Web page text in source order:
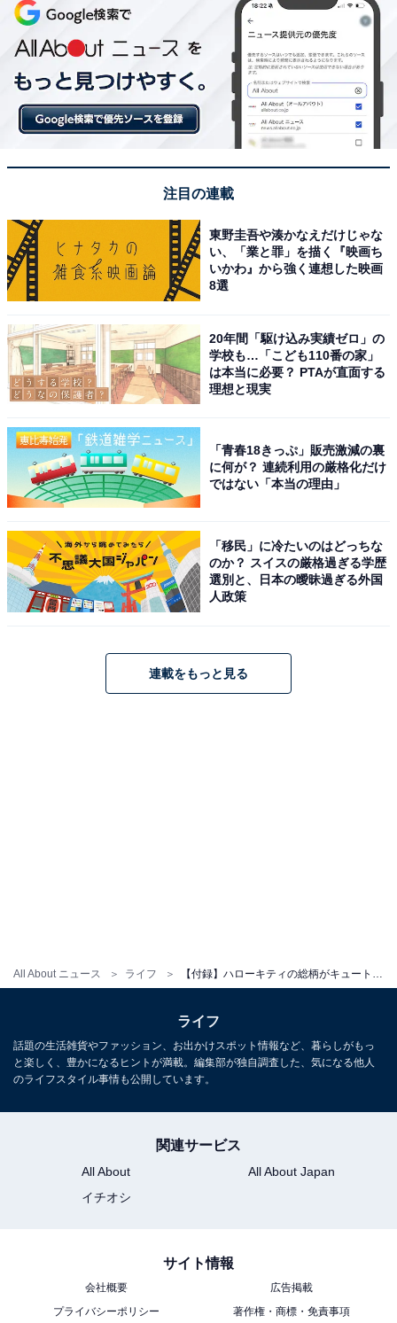
All About ニュース ライフ
2Lペットボトルも立てて入る、使い勝手のよいた
っぷりサイズ
ハローキティ 保冷・保温バッグ
サイズは約H35×W35（最大）×D13cmで、1日分の食材
otona MUSE（オトナミューズ）2026年9月号増刊
Amazonで見る
※掲載されている情報は記事公開時のものです。あらか
アバウトに還元されることがあります
ド 超保冷バッグ」が付いてくる！ 『24H 極厚
断熱素材が氷をキープ！ 超保冷バッグBOOK
produced by JAM HOME MADE』が6月29日発
売
注目の連載
東野圭吾や湊かなえだけじゃな
い、「業と罪」を描く『映画ち
いかわ』から強く連想した映画
8選
20年間「駆け込み実績ゼロ」の
学校も…「こども110番の家」
は本当に必要？ PTAが直面する
理想と現実
「青春18きっぷ」販売激減の裏
に何が？ 連続利用の厳格化だけ
ではない「本当の理由」
「移民」に冷たいのはどっちな
のか？ スイスの厳格過ぎる学歴
選別と、日本の曖昧過ぎる外国
人政策
連載をもっと見る
ライフ
話題の生活雑貨やファッション、お出かけスポット情報など、暮らしがもっ
と楽しく、豊かになるヒントが満載。編集部が独自調査した、気になる他人
のライフスタイル事情も公開しています。
関連サービス
All About
All About Japan
イチオシ
サイト情報
会社概要
広告掲載
プライバシーポリシー
著作権・商標・免責事項